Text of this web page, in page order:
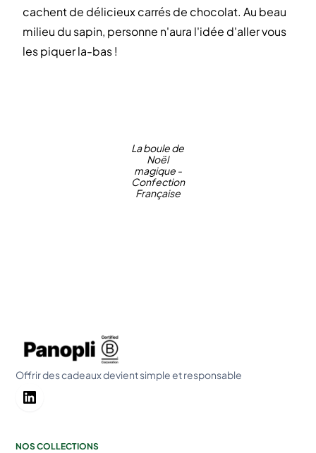
cachent de délicieux carrés de chocolat. Au beau
milieu du sapin, personne n'aura l'idée d'aller vous
les piquer la-bas !
La boule de
Noël
magique -
Confection
Française
Offrir des cadeaux devient simple et responsable
NOS COLLECTIONS